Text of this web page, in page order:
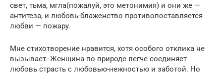
свет, тьма, мгла(пожалуй, это метонимия) и они же —
антитеза, и любовь-блаженство противопоставляется
любви — пожару.
Мне стихотворение нравится, хотя особого отклика не
вызывает. Женщина по природе легче соединяет
любовь страсть с любовью-нежностью и заботой. Но